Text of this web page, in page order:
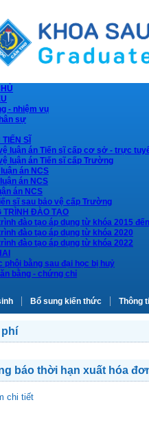
- nhiệm vụ
sự
SĨ
luận án Tiến sĩ cấp cơ sở - trực
luận án Tiến sĩ cấp Trường
án NCS
án NCS
án NCS
sĩ sau bảo vệ cấp Trường
TRÌNH ĐÀO TẠO
đào tạo áp dụng từ khóa 2015
đào tạo áp dụng từ khóa 2020
đào tạo áp dụng từ khóa 2022
phôi bằng sau đại học bị huỷ
bằng - chứng chỉ
Bổ sung kiến thức Thông
phí
báo thời hạn xuất hóa
chi tiết